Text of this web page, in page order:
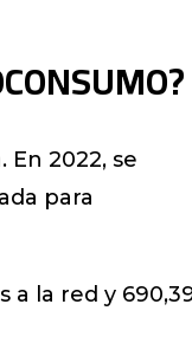
2022, se
para
a la red y